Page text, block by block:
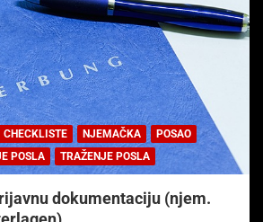
CHECKLISTE NJEMAČKA
POSAO
POSLA
TRAŽENJE POSLA
dokumentaciju (njem.